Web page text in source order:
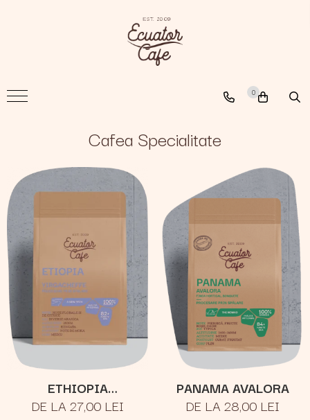
The Nomad
0
Cafea Specialitate
ETHIOPIA
YIRGACHEFFE
DE LA 27,00 LEI
PANAMA AVALORA
DE LA 28,00 LEI